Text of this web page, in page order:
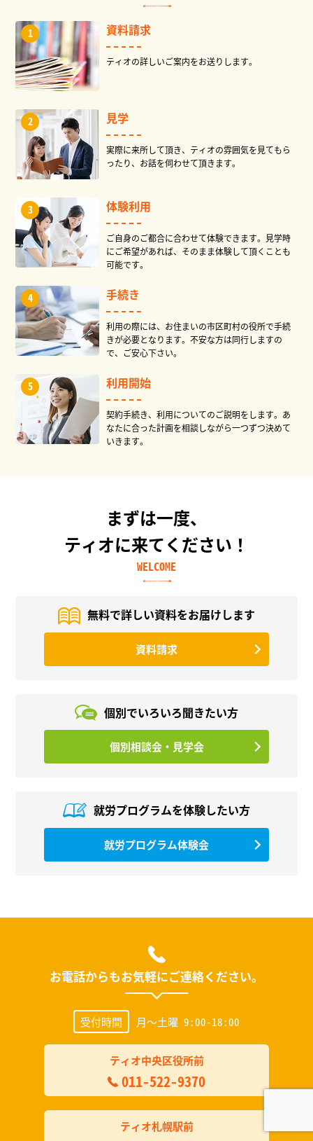
資料請求
ティオの詳しいご案内をお送りします。
見学
実際に来所して頂き、ティオの雰囲気を見てもら
ったり、お話を伺わせて頂きます。
体験利用
ご自身のご都合に合わせて体験できます。見学時
にご希望があれば、そのまま体験して頂くことも
可能です。
手続き
利用の際には、お住まいの市区町村の役所で手続
きが必要となります。不安な方は同行しますの
で、ご安心下さい。
利用開始
契約手続き、利用についてのご説明をします。あ
なたに合った計画を相談しながら一つずつ決めて
いきます。
まずは一度、
ティオに来てください！
WELCOME
無料で詳しい資料をお届けします
資料請求
個別でいろいろ聞きたい方
個別相談会・見学会
就労プログラムを体験したい方
就労プログラム体験会
お電話からもお気軽にご連絡ください。
受付時間 月～土曜 9:00-18:00
ティオ中央区役所前
011-522-9370
ティオ札幌駅前